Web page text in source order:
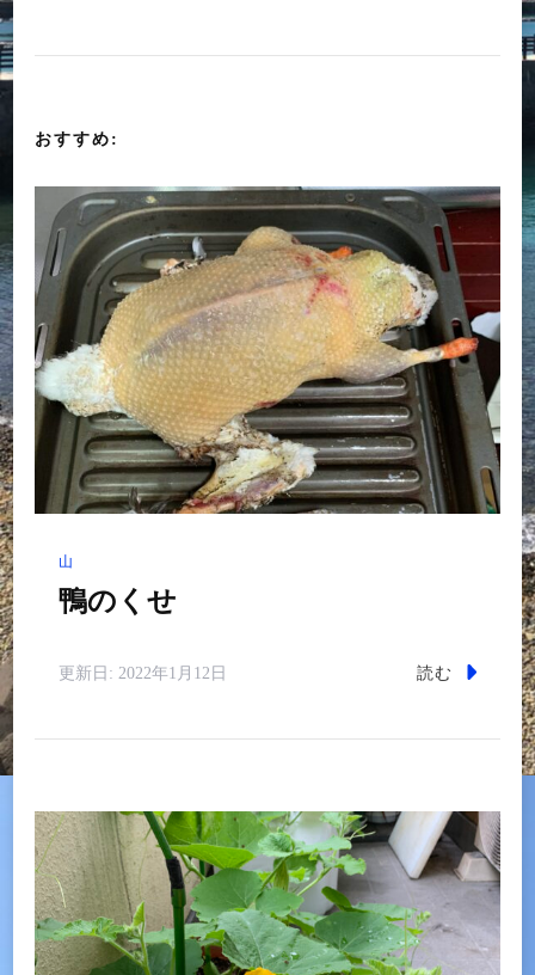
シ
ョ
ン
おすすめ:
山
鴨のくせ
更新日: 2022年1月12日 読む